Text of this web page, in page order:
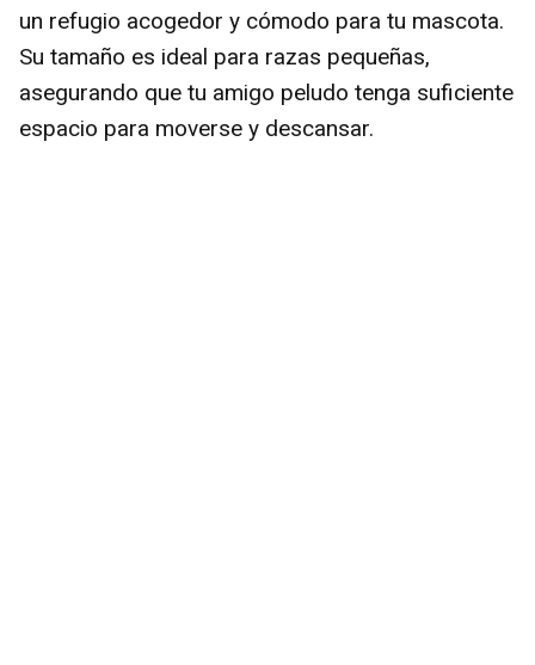
un refugio acogedor y cómodo para tu mascota.
Su tamaño es ideal para razas pequeñas,
asegurando que tu amigo peludo tenga suficiente
espacio para moverse y descansar.